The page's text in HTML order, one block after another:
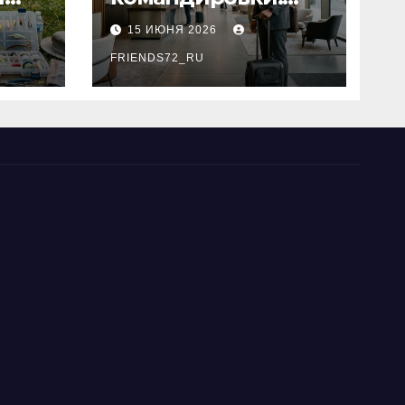
основные
критерии выбора
15 ИЮНЯ 2026
FRIENDS72_RU